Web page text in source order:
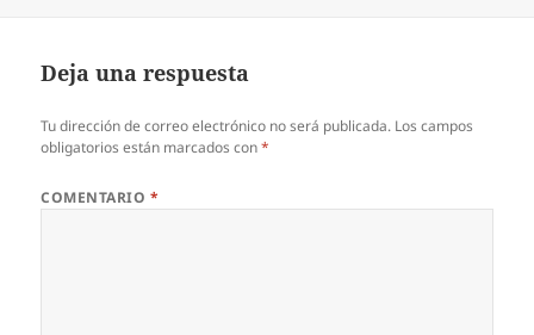
Deja una respuesta
Tu dirección de correo electrónico no será publicada. Los campos
obligatorios están marcados con*
COMENTARIO *